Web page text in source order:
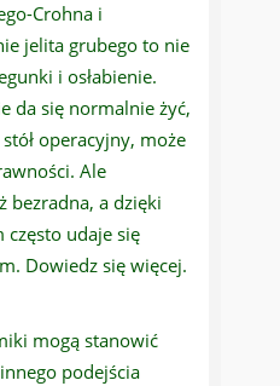
Crohna i
jelita grubego to nie
i osłabienie.
da się normalnie żyć,
operacyjny, może
Ale
bezradna, a dzięki
często udaje się
Dowiedz się więcej.
mogą stanowić
podejścia